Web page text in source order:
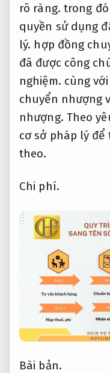
rõ ràng. trong
quyền sử dụng
lý. hợp đồng
đã được công
nghiệm. cùng
chuyển nhượng
nhượng. Theo
cơ sở pháp lý
theo.
Chi phí.
Bài bản.